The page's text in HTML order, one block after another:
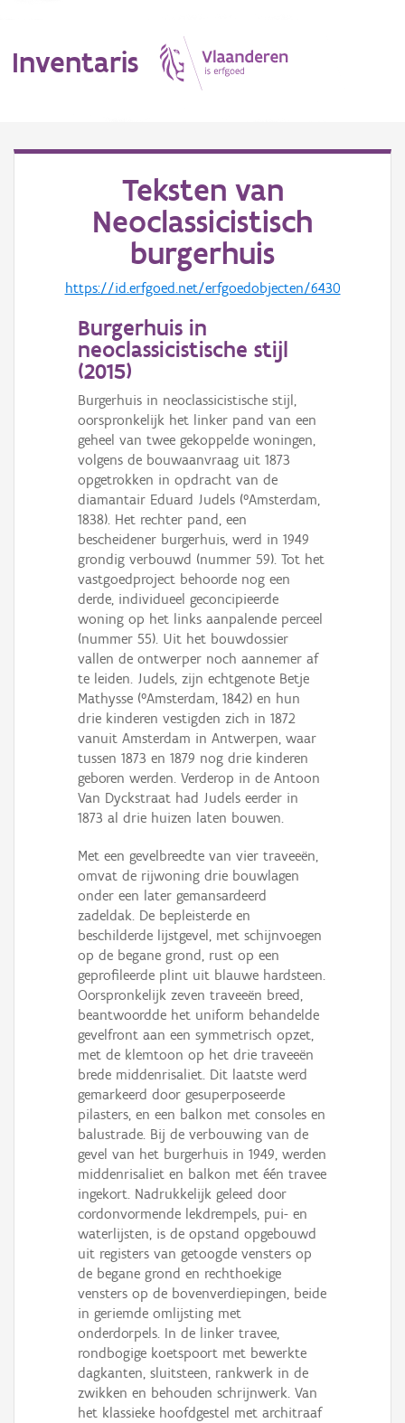
Inventaris
Waarneming
Gebeurtenis
Persoon of collectief
Teksten van
Neoclassicistisch
burgerhuis
https://id.erfgoed.net/erfgoedobjecten/6430
Burgerhuis in
neoclassicistische stijl
(2015)
Burgerhuis in neoclassicistische stijl,
oorspronkelijk het linker pand van een
geheel van twee gekoppelde woningen,
volgens de bouwaanvraag uit 1873
opgetrokken in opdracht van de
diamantair Eduard Judels (°Amsterdam,
1838). Het rechter pand, een
bescheidener burgerhuis, werd in 1949
grondig verbouwd (nummer 59). Tot het
vastgoedproject behoorde nog een
derde, individueel geconcipieerde
woning op het links aanpalende perceel
(nummer 55). Uit het bouwdossier
vallen de ontwerper noch aannemer af
te leiden. Judels, zijn echtgenote Betje
Mathysse (°Amsterdam, 1842) en hun
drie kinderen vestigden zich in 1872
vanuit Amsterdam in Antwerpen, waar
tussen 1873 en 1879 nog drie kinderen
geboren werden. Verderop in de Antoon
Van Dyckstraat had Judels eerder in
1873 al drie huizen laten bouwen.
Met een gevelbreedte van vier traveeën,
omvat de rijwoning drie bouwlagen
onder een later gemansardeerd
zadeldak. De bepleisterde en
beschilderde lijstgevel, met schijnvoegen
op de begane grond, rust op een
geprofileerde plint uit blauwe hardsteen.
Oorspronkelijk zeven traveeën breed,
beantwoordde het uniform behandelde
gevelfront aan een symmetrisch opzet,
met de klemtoon op het drie traveeën
brede middenrisaliet. Dit laatste werd
gemarkeerd door gesuperposeerde
pilasters, en een balkon met consoles en
balustrade. Bij de verbouwing van de
gevel van het burgerhuis in 1949, werden
middenrisaliet en balkon met één travee
ingekort. Nadrukkelijk geleed door
cordonvormende lekdrempels, pui- en
waterlijsten, is de opstand opgebouwd
uit registers van getoogde vensters op
de begane grond en rechthoekige
vensters op de bovenverdiepingen, beide
in geriemde omlijsting met
onderdorpels. In de linker travee,
rondbogige koetspoort met bewerkte
dagkanten, sluitsteen, rankwerk in de
zwikken en behouden schrijnwerk. Van
het klassieke hoofdgestel met architraaf